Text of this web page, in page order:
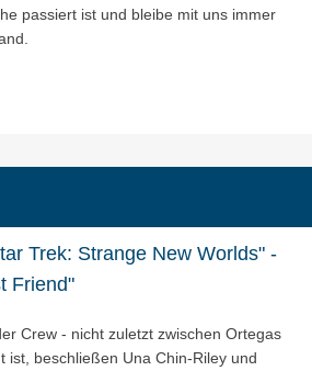
passiert ist und bleibe mit uns immer
Trek: Strange New Worlds" -
Friend"
Crew - nicht zuletzt zwischen Ortegas
ist, beschließen Una Chin-Riley und